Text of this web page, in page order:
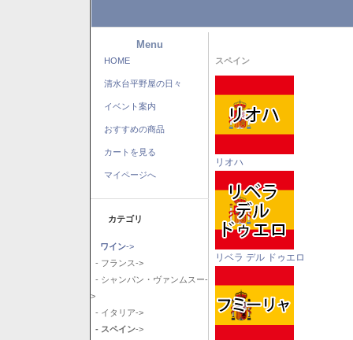
Menu
HOME
清水台平野屋の日々
イベント案内
おすすめの商品
カートを見る
マイページへ
カテゴリ
ワイン->
- フランス->
- シャンパン・ヴァンムスー-
>
- イタリア->
- スペイン->
スペイン
リオハ
リベラ デル ドゥエロ